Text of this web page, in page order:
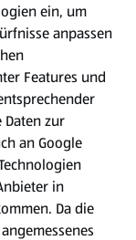
ein, um
anpassen
Features und
zur
an Google
in
Da die